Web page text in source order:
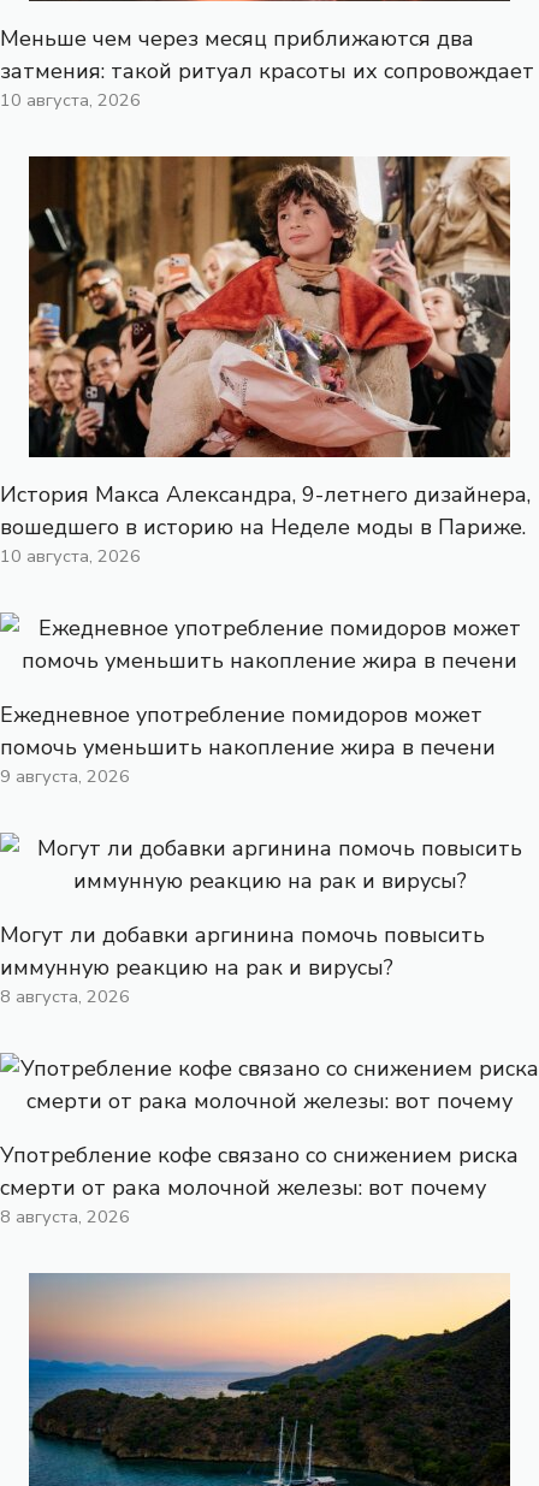
Меньше чем через месяц приближаются два
затмения: такой ритуал красоты их сопровождает
10 августа, 2026
История Макса Александра, 9-летнего дизайнера,
вошедшего в историю на Неделе моды в Париже.
10 августа, 2026
Ежедневное употребление помидоров может
помочь уменьшить накопление жира в печени
9 августа, 2026
Могут ли добавки аргинина помочь повысить
иммунную реакцию на рак и вирусы?
8 августа, 2026
Употребление кофе связано со снижением риска
смерти от рака молочной железы: вот почему
8 августа, 2026